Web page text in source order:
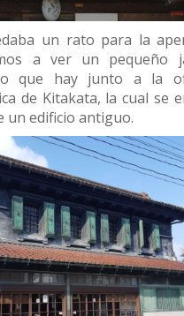
un rato para la
a ver un pequeño
que hay junto a la
de Kitakata, la cual se
un edificio antiguo.